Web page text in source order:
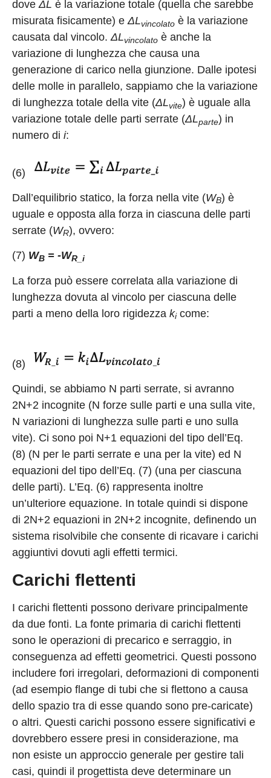
doveΔL è la variazione totale (quella che sarebbe
misurata fisicamente) eΔLvincolato è la variazione
causata dal vincolo.ΔLvincolato è anche la
variazione di lunghezza che causa una
generazione di carico nella giunzione. Dalle ipotesi
delle molle in parallelo, sappiamo che la variazione
di lunghezza totale della vite (ΔLvite) è uguale alla
variazione totale delle parti serrate (ΔLparte) in
numero di i:
(6)
Dall’equilibrio statico, la forza nella vite (WB) è
uguale e opposta alla forza in ciascuna delle parti
serrate (WR), ovvero:
(7) WB = -WR_i
La forza può essere correlata alla variazione di
lunghezza dovuta al vincolo per ciascuna delle
parti a meno della loro rigidezza kicome:
(8)
Quindi, se abbiamo N parti serrate, si avranno
2N+2 incognite (N forze sulle parti e una sulla vite,
N variazioni di lunghezza sulle parti e uno sulla
vite). Ci sono poi N+1 equazioni del tipo dell’Eq.
(8) (N per le parti serrate e una per la vite) ed N
equazioni del tipo dell’Eq. (7) (una per ciascuna
delle parti). L’Eq. (6) rappresenta inoltre
un’ulteriore equazione. In totale quindi si dispone
di 2N+2 equazioni in 2N+2 incognite, definendo un
sistema risolvibile che consente di ricavare i carichi
aggiuntivi dovuti agli effetti termici.
Carichi flettenti
I carichi flettenti possono derivare principalmente
da due fonti. La fonte primaria di carichi flettenti
sono le operazioni di precarico e serraggio, in
conseguenza ad effetti geometrici. Questi possono
includere fori irregolari, deformazioni di componenti
(ad esempio flange di tubi che si flettono a causa
dello spazio tra di esse quando sono pre-caricate)
o altri. Questi carichi possono essere significativi e
dovrebbero essere presi in considerazione, ma
non esiste un approccio generale per gestire tali
casi, quindi il progettista deve determinare un